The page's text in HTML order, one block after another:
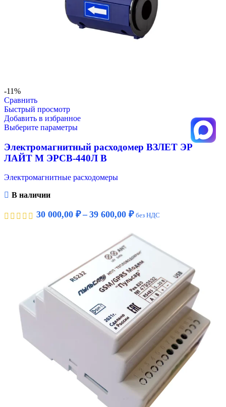
-11%
Сравнить
Быстрый просмотр
Добавить в избранное
Выберите параметры
Электромагнитный расходомер ВЗЛЕТ ЭР
ЛАЙТ М ЭРСВ-440Л В
Электромагнитные расходомеры
В наличии
30 000,00 ₽ – 39 600,00 ₽ без НДС